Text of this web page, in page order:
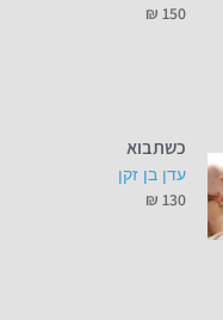
₪ 150
כשתבוא
עדן בן זקן
₪ 130